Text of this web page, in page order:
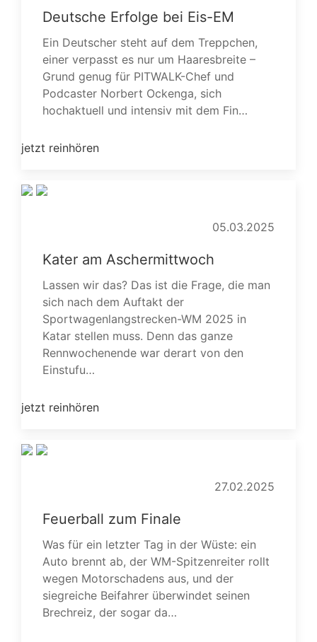
Deutsche Erfolge bei Eis-EM
Ein Deutscher steht auf dem Treppchen,
einer verpasst es nur um Haaresbreite –
Grund genug für PITWALK-Chef und
Podcaster Norbert Ockenga, sich
hochaktuell und intensiv mit dem Fin…
jetzt reinhören
05.03.2025
Kater am Aschermittwoch
Lassen wir das? Das ist die Frage, die man
sich nach dem Auftakt der
Sportwagenlangstrecken-WM 2025 in
Katar stellen muss. Denn das ganze
Rennwochenende war derart von den
Einstufu…
jetzt reinhören
27.02.2025
Feuerball zum Finale
Was für ein letzter Tag in der Wüste: ein
Auto brennt ab, der WM-Spitzenreiter rollt
wegen Motorschadens aus, und der
siegreiche Beifahrer überwindet seinen
Brechreiz, der sogar da…